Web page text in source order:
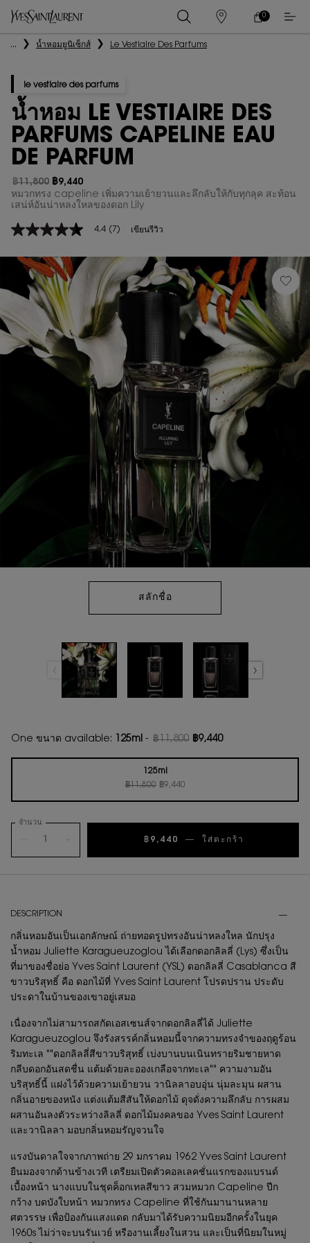
ร้าน
ค้า
ตะกร้า
0
0 PRODUCT IN
เนื้อหาหลัก
... น้ำหอมยูนิเซ็กส์ Le Vestiaire Des Parfums
le vestiaire des parfums
น้ำหอม LE VESTIAIRE DES
PARFUMS CAPELINE EAU
DE PARFUM
ราคาเก่า
฿11,800
ราคาใหม่
฿9,440
หมวกทรง capeline เพิ่มความเย้ายวนและลึกลับให้กับทุกลุค สะท้อน
เสน่ห์อันน่าหลงใหลของดอก Lily
4.4
5
ดาว
คะแนน
เฉลี่ย
7
Reviews.
ลิงก์
เดียวกัน
4.4 (7) เขียนรีวิว
สลักชื่อ
One ขนาด available: 125ml - ฿11,800 ฿9,440
Selected
125ml
ราคาเก่า
฿11,800ราคาใหม่
฿9,440
, 1 of 1
จำนวน
฿9,440 ― ใส่ตะกร้า
DESCRIPTION
กลิ่นหอมอันเป็นเอกลักษณ์ ถ่ายทอดรูปทรงอันน่าหลงใหล นักปรุง
น้ำหอม Juliette Karagueuzoglou ได้เลือกดอกลิลลี่ (Lys) ซึ่งเป็น
ที่มาของชื่อย่อ Yves Saint Laurent (YSL) ดอกลิลลี่ Casablanca สี
ขาวบริสุทธิ์ คือ ดอกไม้ที่ Yves Saint Laurent โปรดปราน ประดับ
ประดาในบ้านของเขาอยู่เสมอ
เนื่องจากไม่สามารถสกัดเอสเซนส์จากดอกลิลลี่ได้ Juliette
Karagueuzoglou จึงรังสรรค์กลิ่นหอมนี้จากความทรงจำของฤดูร้อน
ริมทะเล ""ดอกลิลลี่สีขาวบริสุทธิ์ เบ่งบานบนเนินทรายริมชายหาด
กลีบดอกอันสดชื่น แต้มด้วยละอองเกลือจากทะเล"" ความงามอัน
บริสุทธิ์นี้ แฝงไว้ด้วยความเย้ายวน วานิลลาอบอุ่น นุ่มละมุน ผสาน
กลิ่นอายของหนัง แต่งแต้มสีสันให้ดอกไม้ ดุจดั่งความลึกลับ การผสม
ผสานอันลงตัวระหว่างลิลลี่ ดอกไม้มงคลของ Yves Saint Laurent
และวานิลลา มอบกลิ่นหอมรัญจวนใจ
แรงบันดาลใจจากภาพถ่าย 29 มกราคม 1962 Yves Saint Laurent
ยืนมองจากด้านข้างเวที เตรียมเปิดตัวคอลเลคชั่นแรกของแบรนด์
เบื้องหน้า นางแบบในชุดค็อกเทลสีขาว สวมหมวก Capeline ปีก
กว้าง บดบังใบหน้า หมวกทรง Capeline ที่ใช้กันมานานหลาย
ศตวรรษ เพื่อป้องกันแสงแดด กลับมาได้รับความนิยมอีกครั้งในยุค
1960s ไม่ว่าจะบนรันเวย์ หรืองานเลี้ยงในสวน และเป็นที่นิยมในหมู่